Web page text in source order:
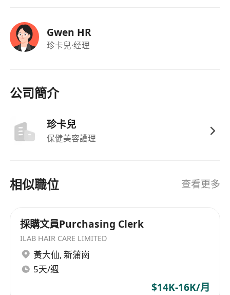
Gwen HR
珍卡兒·经理
公司簡介
珍卡兒
保健美容護理
相似職位 查看更多
採購文員Purchasing Clerk
ILAB HAIR CARE LIMITED
黃大仙, 新蒲崗
5天/週
$14K-16K/月